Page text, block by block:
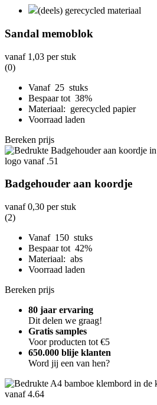
(deels) gerecycled materiaal
Sandal memoblok
vanaf 1,03 per stuk
(0)
Vanaf 25 stuks
Bespaar tot 38%
Materiaal: gerecycled papier
Voorraad laden
Bereken prijs
Badgehouder aan koordje
vanaf0,30 per stuk
(2)
Vanaf 150 stuks
Bespaar tot 42%
Materiaal: abs
Voorraad laden
Bereken prijs
80 jaar ervaring
Dit delen we graag!
Gratis samples
Voor producten tot €5
650.000 blije klanten
Word jij een van hen?